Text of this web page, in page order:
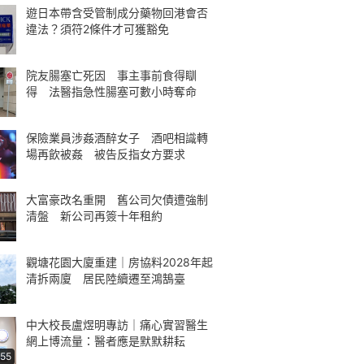
遊日本帶含受管制成分藥物回港會否
違法？須符2條件才可獲豁免
院友腸塞亡死因 事主事前食得瞓
得 法醫指急性腸塞可數小時奪命
保險業員涉姦酒醉女子 酒吧相識轉
場再飲被姦 被告反指女方要求
大富豪改名重開 舊公司欠債遭強制
清盤 新公司再簽十年租約
觀塘花園大廈重建｜房協料2028年起
清拆兩廈 居民陸續遷至鴻鵠臺
中大校長盧煜明專訪｜痛心實習醫生
網上博流量：醫者應是默默耕耘